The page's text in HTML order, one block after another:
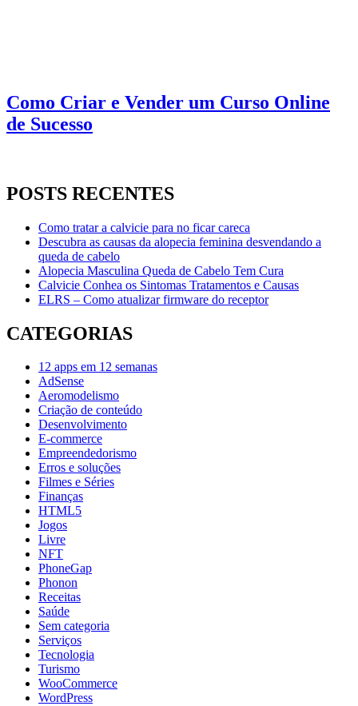
Como Criar e Vender um Curso Online
de Sucesso
POSTS RECENTES
Como tratar a calvicie para no ficar careca
Descubra as causas da alopecia feminina desvendando a
queda de cabelo
Alopecia Masculina Queda de Cabelo Tem Cura
Calvicie Conhea os Sintomas Tratamentos e Causas
ELRS – Como atualizar firmware do receptor
CATEGORIAS
12 apps em 12 semanas
AdSense
Aeromodelismo
Criação de conteúdo
Desenvolvimento
E-commerce
Empreendedorismo
Erros e soluções
Filmes e Séries
Finanças
HTML5
Jogos
Livre
NFT
PhoneGap
Phonon
Receitas
Saúde
Sem categoria
Serviços
Tecnologia
Turismo
WooCommerce
WordPress